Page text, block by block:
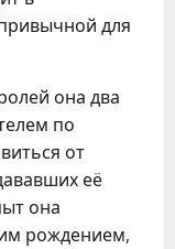
для
она два
по
от
её
она
рождением,